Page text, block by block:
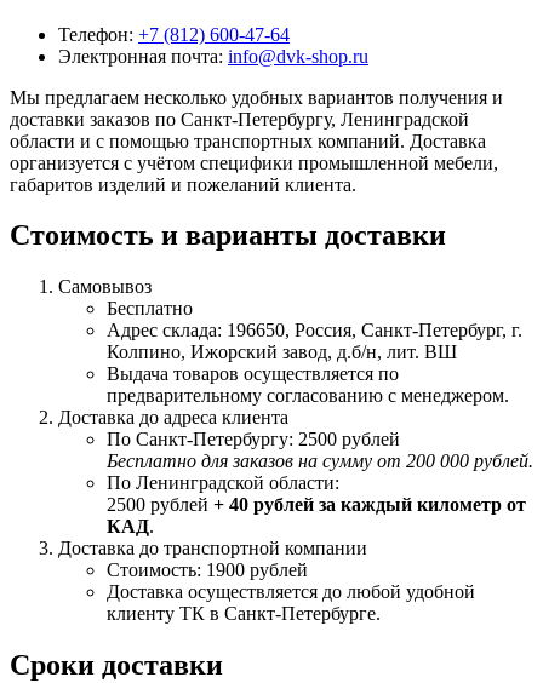
Телефон: +7 (812) 600-47-64
Электронная почта: info@dvk-shop.ru
Мы предлагаем несколько удобных вариантов получения и
доставки заказов по Санкт-Петербургу, Ленинградской
области и с помощью транспортных компаний. Доставка
организуется с учётом специфики промышленной мебели,
габаритов изделий и пожеланий клиента.
Стоимость и варианты доставки
Самовывоз
Бесплатно
Адрес склада: 196650, Россия, Санкт-Петербург, г.
Колпино, Ижорский завод, д.б/н, лит. ВШ
Выдача товаров осуществляется по
предварительному согласованию с менеджером.
Доставка до адреса клиента
По Санкт-Петербургу: 2500 рублей
Бесплатно для заказов на сумму от 200 000 рублей.
По Ленинградской области:
2500 рублей + 40 рублей за каждый километр от
КАД.
Доставка до транспортной компании
Стоимость: 1900 рублей
Доставка осуществляется до любой удобной
клиенту ТК в Санкт-Петербурге.
Сроки доставки